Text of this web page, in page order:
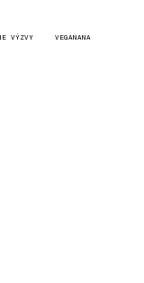
VÝZVY VEGANANA